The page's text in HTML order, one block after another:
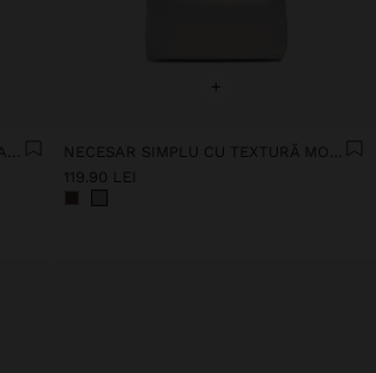
NECESAR DIN NAILON IMPRIMAT ANIMAL
+
NECESAR SIMPLU CU TEXTURĂ MOALE
119.90 LEI